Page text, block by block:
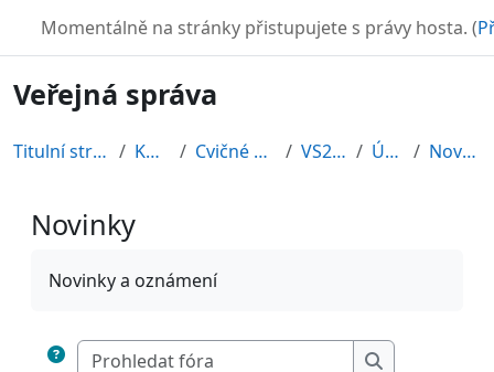
TURBO
Momentálně na stránky přistupujete s právy hosta. (
Veřejná správa
Titulní stránka Kurzy Cvičné kurzy VS2010 Úvod Novinky
Novinky
Novinky a oznámení
Prohledat fóra